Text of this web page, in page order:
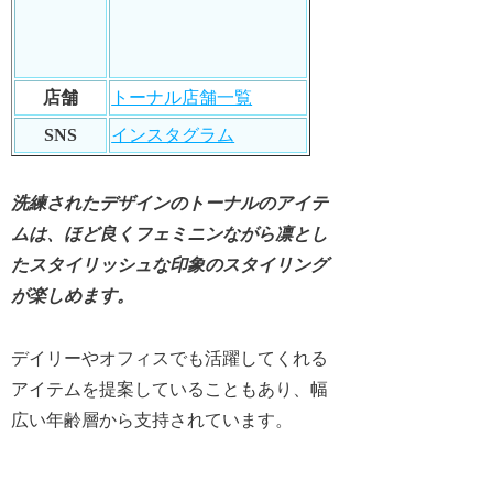
店舗
トーナル店舗一覧
SNS
インスタグラム
洗練されたデザインのトーナルのアイテ
ムは、ほど良くフェミニンながら凛とし
たスタイリッシュな印象のスタイリング
が楽しめます。
デイリーやオフィスでも活躍してくれる
アイテムを提案していることもあり、幅
広い年齢層から支持されています。